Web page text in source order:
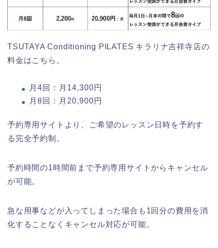
TSUTAYA Conditioning PILATES キラリナ吉祥寺店の
料金はこちら。
月4回：月14,300円
月8回：月20,900円
予約専用サイトより、ご希望のレッスン日時を予約す
る完全予約制。
予約時間の1時間前まで予約専用サイトからキャンセル
が可能。
急な用事などが入ってしまった場合も1回分の費用を消
化することなくキャンセル対応が可能。